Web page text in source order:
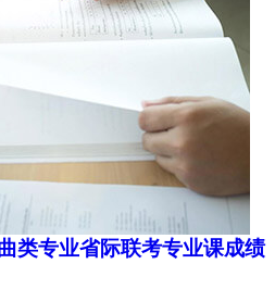
类专业省际联考专业课成绩